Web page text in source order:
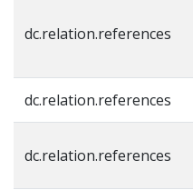
dc.relation.references
dc.relation.references
dc.relation.references